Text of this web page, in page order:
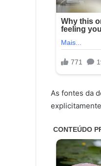
As fontes da